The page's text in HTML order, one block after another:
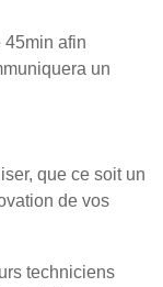
45min afin
un
que ce soit un
de vos
techniciens